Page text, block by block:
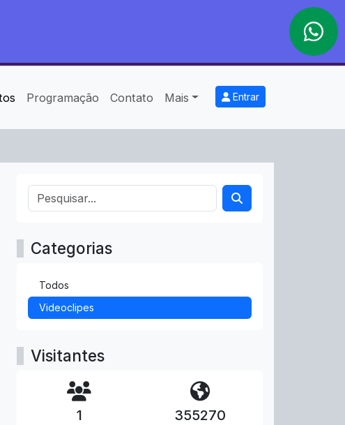
Programação Contato Mais Entrar
Categorias
Todos
Videoclipes
Visitantes
1 355270